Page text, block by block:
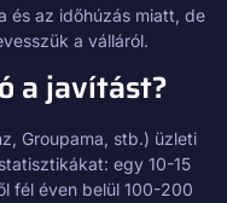
és az időhúzás miatt, de
a válláról.
a javítást?
Groupama, stb.) üzleti
egy 10-15
fél éven belül 100-200